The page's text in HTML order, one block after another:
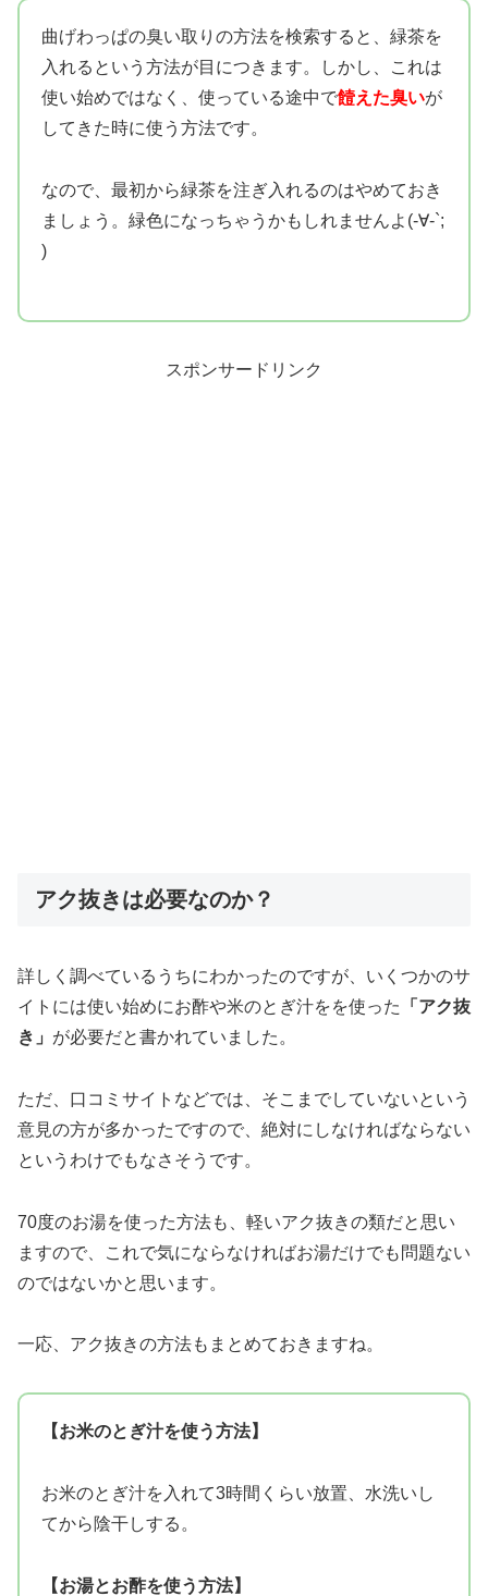
曲げわっぱの臭い取りの方法を検索すると、緑茶を
入れるという方法が目につきます。しかし、これは
使い始めではなく、使っている途中で饐えた臭いが
してきた時に使う方法です。
なので、最初から緑茶を注ぎ入れるのはやめておき
ましょう。緑色になっちゃうかもしれませんよ(-∀-`;
)
スポンサードリンク
アク抜きは必要なのか？
詳しく調べているうちにわかったのですが、いくつかのサ
イトには使い始めにお酢や米のとぎ汁をを使った
「アク抜
き」 が必要だと書かれていました。
ただ、口コミサイトなどでは、そこまでしていないという
意見の方が多かったですので、絶対にしなければならない
というわけでもなさそうです。
70度のお湯を使った方法も、軽いアク抜きの類だと思い
ますので、これで気にならなければお湯だけでも問題ない
のではないかと思います。
一応、アク抜きの方法もまとめておきますね。
【お米のとぎ汁を使う方法】
お米のとぎ汁を入れて3時間くらい放置、水洗いし
てから陰干しする。
【お湯とお酢を使う方法】